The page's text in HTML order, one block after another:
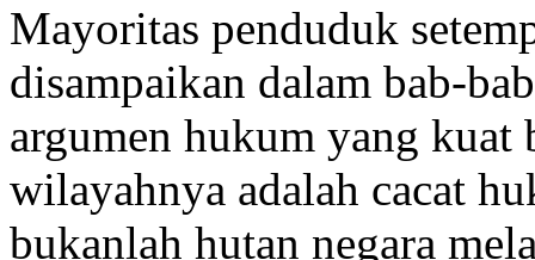
Mayoritas penduduk
disampaikan dalam bab-
argumen hukum yang
wilayahnya adalah cacat
bukanlah hutan negara